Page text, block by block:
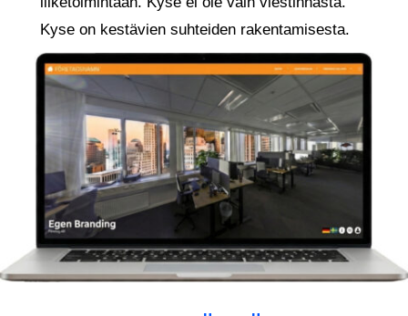
Kyse on kestävien suhteiden rakentamisesta.